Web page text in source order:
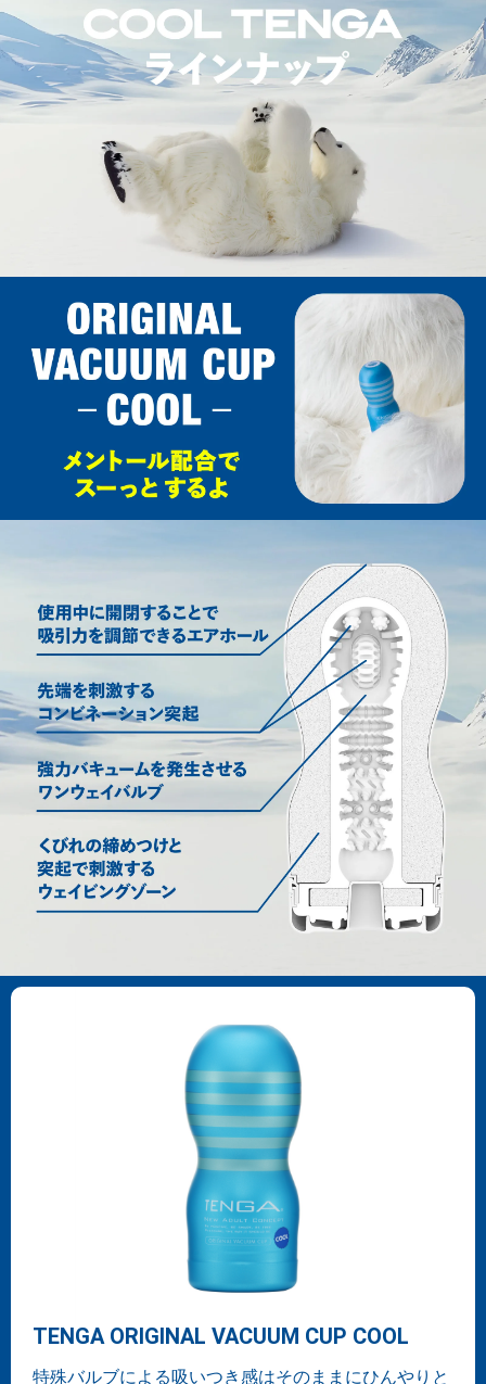
TENGA ORIGINAL VACUUM CUP COOL
特殊バルブによる吸いつき感はそのままにひんやりと